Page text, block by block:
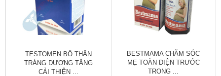
trợ
sinh
sản
Làm
đẹp,
TESTOMEN BỔ THẬN
TRÁNG DƯƠNG TĂNG
CẢI THIỆN ...
BESTMAMA CHĂM SÓC
MẸ TOÀN DIỆN TRƯỚC
TRONG ...